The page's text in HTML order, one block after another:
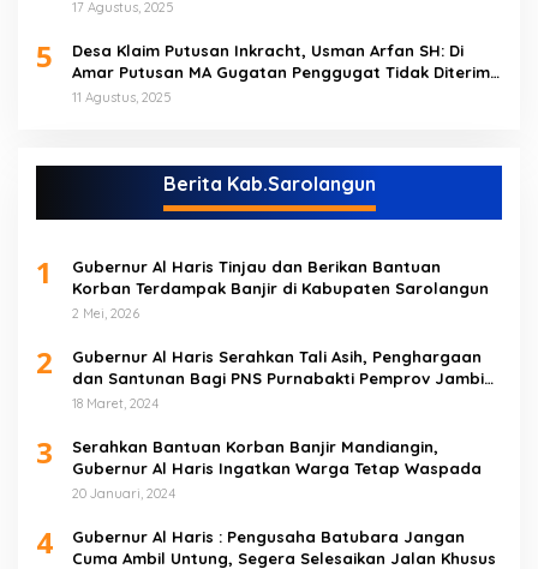
17 Agustus, 2025
5
Desa Klaim Putusan Inkracht, Usman Arfan SH: Di
Amar Putusan MA Gugatan Penggugat Tidak Diterima
(NO)
11 Agustus, 2025
Berita Kab.Sarolangun
1
Gubernur Al Haris Tinjau dan Berikan Bantuan
Korban Terdampak Banjir di Kabupaten Sarolangun
2 Mei, 2026
2
Gubernur Al Haris Serahkan Tali Asih, Penghargaan
dan Santunan Bagi PNS Purnabakti Pemprov Jambi
Yang Berada di Sarolangun
18 Maret, 2024
3
Serahkan Bantuan Korban Banjir Mandiangin,
Gubernur Al Haris Ingatkan Warga Tetap Waspada
20 Januari, 2024
4
Gubernur Al Haris : Pengusaha Batubara Jangan
Cuma Ambil Untung, Segera Selesaikan Jalan Khusus